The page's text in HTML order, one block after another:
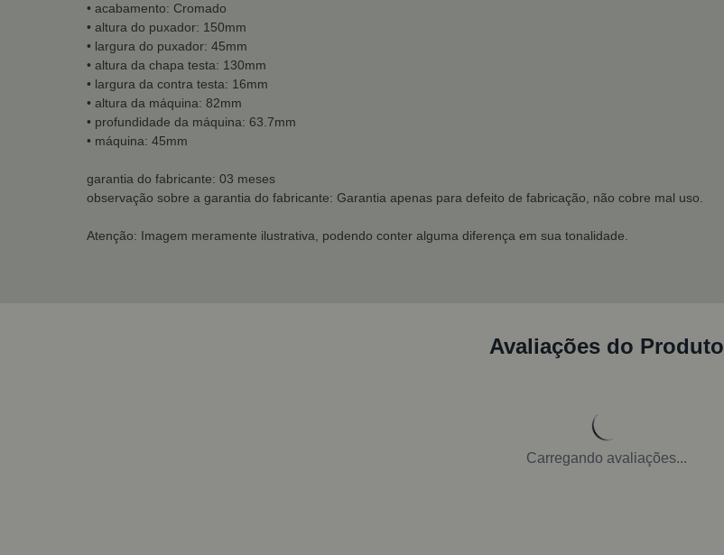
• acabamento: Cromado
• altura do puxador: 150mm
• largura do puxador: 45mm
• altura da chapa testa: 130mm
• largura da contra testa: 16mm
• altura da máquina: 82mm
• profundidade da máquina: 63.7mm
• máquina: 45mm
garantia do fabricante: 03 meses
observação sobre a garantia do fabricante: Garantia apenas para defeito de fabricação, não cobre mal uso.
Atenção: Imagem meramente ilustrativa, podendo conter alguma diferença em sua tonalidade.
Avaliações do Produto
Carregando avaliações...